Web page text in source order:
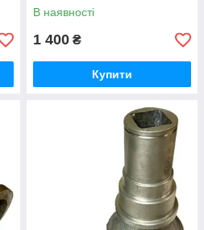
В наявності
1 400 ₴
Купити